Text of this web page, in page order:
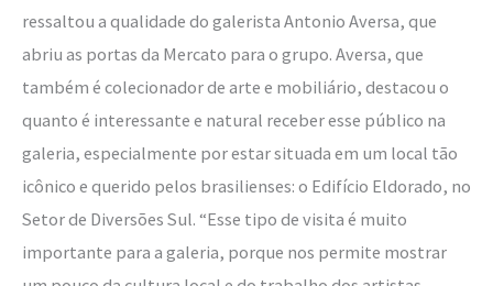
ressaltou a qualidade do galerista Antonio Aversa, que
abriu as portas da Mercato para o grupo. Aversa, que
também é colecionador de arte e mobiliário, destacou o
quanto é interessante e natural receber esse público na
galeria, especialmente por estar situada em um local tão
icônico e querido pelos brasilienses: o Edifício Eldorado, no
Setor de Diversões Sul. “Esse tipo de visita é muito
importante para a galeria, porque nos permite mostrar